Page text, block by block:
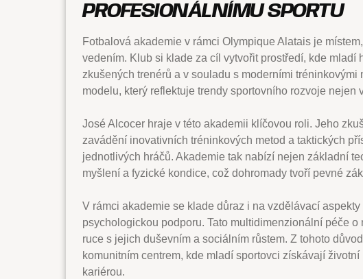
PROFESIONÁLNÍMU SPORTU
Fotbalová akademie v rámci Olympique Alatais je
vedením. Klub si klade za cíl vytvořit prostředí, kde
zkušených trenérů a v souladu s moderními
modelu, který reflektuje trendy sportovního rozvoje nejen
José Alcocer hraje v této akademii klíčovou roli. Jeho
zavádění inovativních tréninkových metod a taktických
jednotlivých hráčů. Akademie tak nabízí nejen základní
myšlení a fyzické kondice, což dohromady tvoří pevné
V rámci akademie se klade důraz i na vzdělávací
psychologickou podporu. Tato multidimenzionální péče
ruce s jejich duševním a sociálním růstem. Z tohoto
komunitním centrem, kde mladí sportovci získávají
kariérou.